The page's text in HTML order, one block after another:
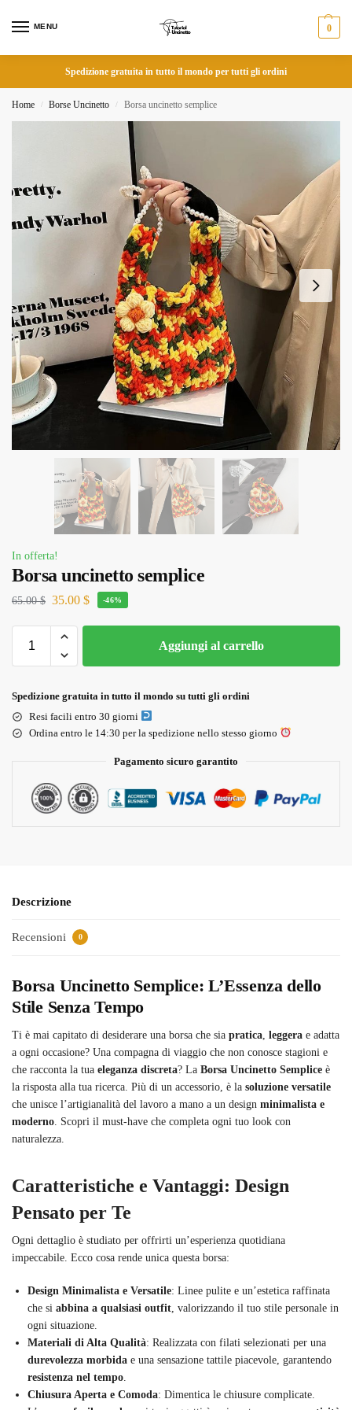
MENU 0
Spedizione gratuita in tutto il mondo per tutti gli ordini
Home / Borse Uncinetto / Borsa uncinetto semplice
In offerta!
Borsa uncinetto semplice
65.00$ 35.00 $ -46%
Aggiungi al carrello
Spedizione gratuita in tutto il mondo su tutti gli ordini
Resi facili entro 30 giorni
Ordina entro le 14:30 per la spedizione nello stesso giorno
Pagamento sicuro garantito
Descrizione
Recensioni 0
Borsa Uncinetto Semplice: L’Essenza dello
Stile Senza Tempo
Ti è mai capitato di desiderare una borsa che sia pratica, leggera e adatta
a ogni occasione? Una compagna di viaggio che non conosce stagioni e
che racconta la tua eleganza discreta? La Borsa Uncinetto Semplice è
la risposta alla tua ricerca. Più di un accessorio, è la soluzione versatile
che unisce l’artigianalità del lavoro a mano a un design minimalista e
moderno. Scopri il must-have che completa ogni tuo look con
naturalezza.
Caratteristiche e Vantaggi: Design
Pensato per Te
Ogni dettaglio è studiato per offrirti un’esperienza quotidiana
impeccabile. Ecco cosa rende unica questa borsa:
Design Minimalista e Versatile: Linee pulite e un’estetica raffinata
che si abbina a qualsiasi outfit , valorizzando il tuo stile personale in
ogni situazione.
Materiali di Alta Qualità: Realizzata con filati selezionati per una
durevolezza morbida e una sensazione tattile piacevole, garantendo
resistenza nel tempo
Chiusura Aperta e Comoda: Dimentica le chiusure complicate.